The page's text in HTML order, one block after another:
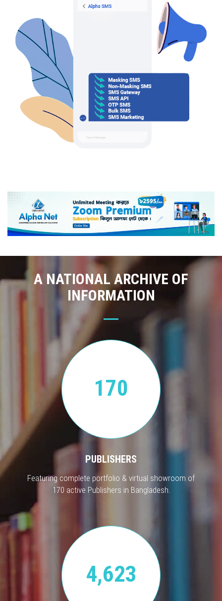
A NATIONAL ARCHIVE OF
INFORMATION
170
PUBLISHERS
Featuring complete portfolio & virtual showroom of
170 active Publishers in Bangladesh.
4,623